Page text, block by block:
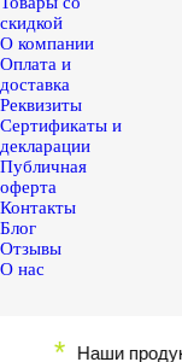
скидкой
О компании
Оплата и
доставка
Реквизиты
Сертификаты и
декларации
Публичная
оферта
Контакты
Блог
Отзывы
О нас
Наши продукты